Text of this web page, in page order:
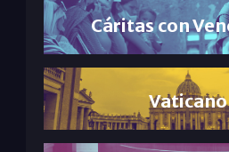
Cáritas con
Vaticano